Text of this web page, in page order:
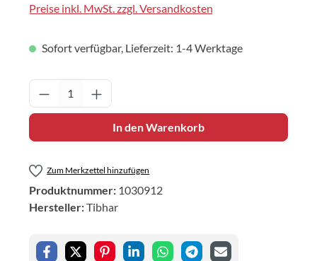
Preise inkl. MwSt. zzgl. Versandkosten
Sofort verfügbar, Lieferzeit: 1-4 Werktage
Produkt Anzahl: Gib den gewünschten
In den Warenkorb
Zum Merkzettel hinzufügen
Produktnummer: 1030912
Hersteller:Tibhar